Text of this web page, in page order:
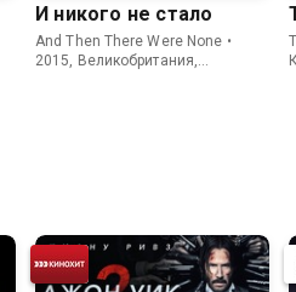
И никого не стало
And Then There Were None •
2015, Великобритания,